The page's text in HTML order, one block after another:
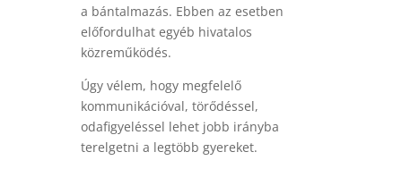
a bántalmazás. Ebben az esetben
előfordulhat egyéb hivatalos
közreműködés.
Úgy vélem, hogy megfelelő
kommunikációval, törődéssel,
odafigyeléssel lehet jobb irányba
terelgetni a legtöbb gyereket.